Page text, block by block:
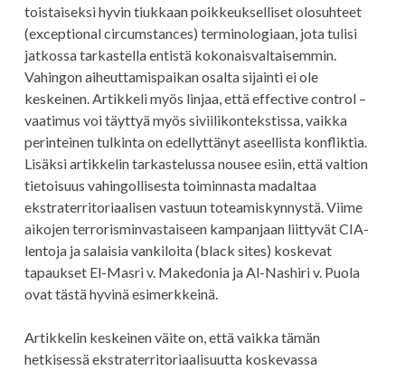
toistaiseksi hyvin tiukkaan poikkeukselliset olosuhteet
(exceptional circumstances) terminologiaan, jota tulisi
jatkossa tarkastella entistä kokonaisvaltaisemmin.
Vahingon aiheuttamispaikan osalta sijainti ei ole
keskeinen. Artikkeli myös linjaa, että effective control –
vaatimus voi täyttyä myös siviilikontekstissa, vaikka
perinteinen tulkinta on edellyttänyt aseellista konfliktia.
Lisäksi artikkelin tarkastelussa nousee esiin, että valtion
tietoisuus vahingollisesta toiminnasta madaltaa
ekstraterritoriaalisen vastuun toteamiskynnystä. Viime
aikojen terrorisminvastaiseen kampanjaan liittyvät CIA-
lentoja ja salaisia vankiloita (black sites) koskevat
tapaukset El-Masri v. Makedonia ja Al-Nashiri v. Puola
ovat tästä hyvinä esimerkkeinä.
Artikkelin keskeinen väite on, että vaikka tämän
hetkisessä ekstraterritoriaalisuutta koskevassa